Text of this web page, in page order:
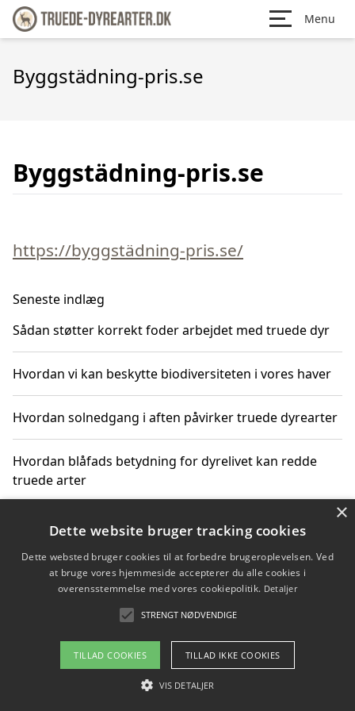
Menu
Byggstädning-pris.se
Byggstädning-pris.se
https://byggstädning-pris.se/
Seneste indlæg
Sådan støtter korrekt foder arbejdet med truede dyr
Hvordan vi kan beskytte biodiversiteten i vores haver
Hvordan solnedgang i aften påvirker truede dyrearter
Hvordan blåfads betydning for dyrelivet kan redde
truede arter
Hvordan kan gaver til unge voksne støtte bevarelsen
Copyright 2026 - Pilanto Aps
Om / kontakt
Blog Betingelser
×
Dette website bruger tracking cookies
Dette websted bruger cookies til at forbedre brugeroplevelsen. Ved
at bruge vores hjemmeside accepterer du alle cookies i
overensstemmelse med vores cookiepolitik. Detaljer
STRENGT NØDVENDIGE
TILLAD COOKIES TILLAD IKKE COOKIES
VIS DETALJER